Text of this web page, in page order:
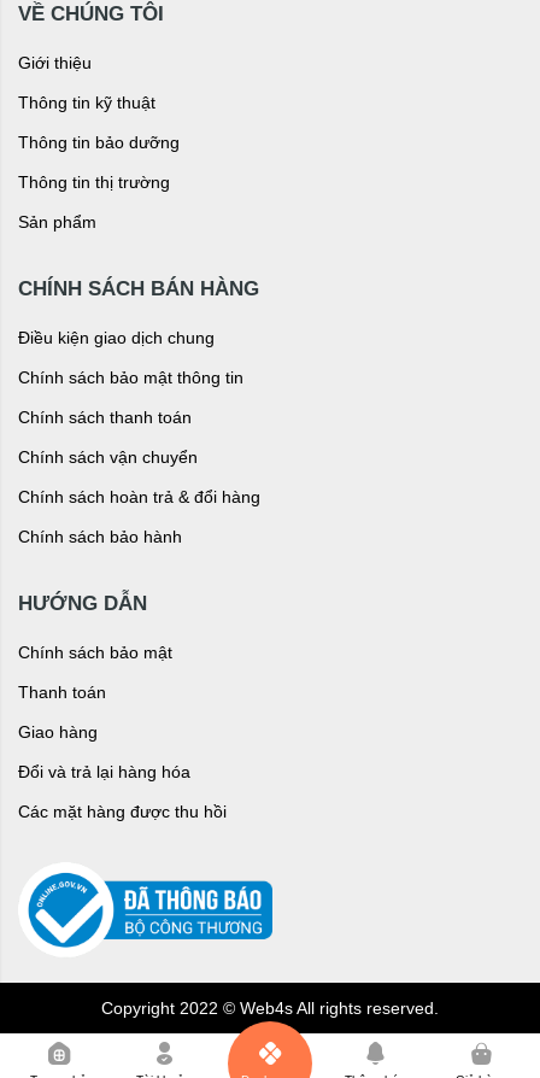
VỀ CHÚNG TÔI
Giới thiệu
Thông tin kỹ thuật
Thông tin bảo dưỡng
Thông tin thị trường
Sản phẩm
CHÍNH SÁCH BÁN HÀNG
Điều kiện giao dịch chung
Chính sách bảo mật thông tin
Chính sách thanh toán
Chính sách vận chuyển
Chính sách hoàn trả & đổi hàng
Chính sách bảo hành
HƯỚNG DẪN
Chính sách bảo mật
Thanh toán
Giao hàng
Đổi và trả lại hàng hóa
Các mặt hàng được thu hồi
Copyright 2022 © Web4s All rights reserved.